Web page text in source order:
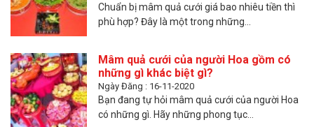
Chuẩn bị mâm quả cưới giá bao nhiêu tiền thì
phù hợp? Đây là một trong những...
Mâm quả cưới của người Hoa gồm có
những gì khác biệt gì?
Ngày Đăng : 16-11-2020
Bạn đang tự hỏi mâm quả cưới của người Hoa
có những gì. Hãy những phong tục...